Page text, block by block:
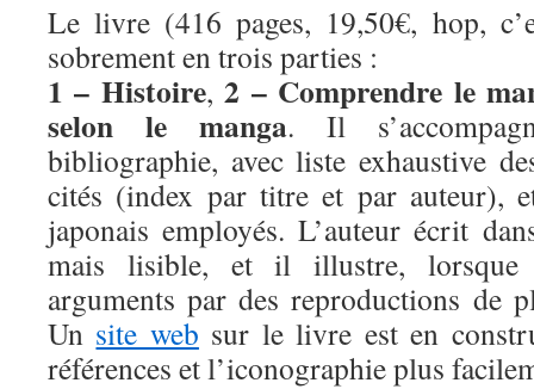
Le livre (416 pages, 19,50€, hop,
sobrement en trois parties :
1 – Histoire,2 – Comprendre le
selon le manga. Il
bibliographie, avec liste exhaustive
cités (index par titre et par auteur),
japonais employés. L’auteur écrit
mais lisible, et il illustre, lorsque
arguments par des reproductions de
Un site web sur le livre est en
références et l’iconographie plus